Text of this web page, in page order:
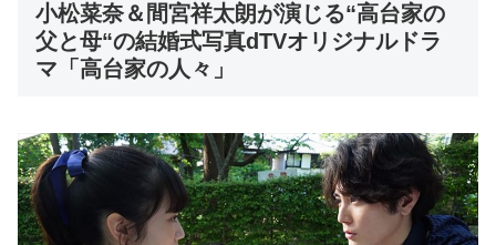
小松菜奈＆間宮祥太朗が演じる“高台家の
父と母“の結婚式写真dTVオリジナルドラ
マ「高台家の人々」